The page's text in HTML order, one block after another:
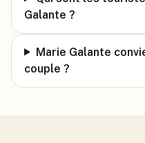
Galante ?
Marie Galante
couple ?